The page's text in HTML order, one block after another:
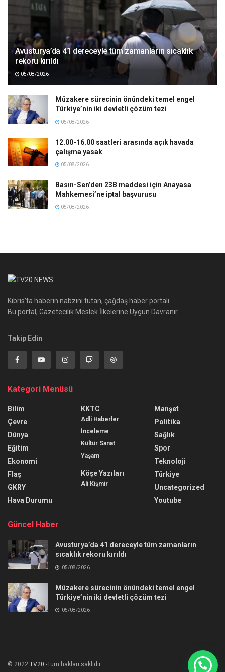
Avusturya’da 41 dereceyle tüm zamanların sıcaklık
rekoru kırıldı
05/08/2026
Müzakere sürecinin önündeki temel engel
Türkiye’nin iki devletli çözüm tezi
05/08/2026
12.00-16.00 saatleri arasında açık havada
çalışma yasak
05/08/2026
Basın-Sen’den 23B maddesi için Anayasa
Mahkemesi’ne iptal başvurusu
05/08/2026
Kıbrıs'ta haberin nabzını tutan, çağdaş haber portalı.
Bu portal, Gazetecilik Meslek İlkelerine Uygun Davranır.
Takip Edin
Kategori Menüsü
Bilim
Çevre
Dünya
Eğitim
Ekonomi
Flaş
GKRY
Hava Durumu
KKTC
Adli Haberler
İnceleme
Kültür Sanat
Yaşam
Köşe Yazıları
Ali Kişmir
Manşet
Politika
Sağlık
Spor
Teknoloji
Türkiye
Uncategorized
Youtube
Güncel Haber
Avusturya’da 41 dereceyle tüm zamanların
sıcaklık rekoru kırıldı
05/08/2026
Müzakere sürecinin önündeki temel engel
Türkiye’nin iki devletli çözüm tezi
05/08/2026
© 2022 TV20 -Tüm hakları saklıdır.